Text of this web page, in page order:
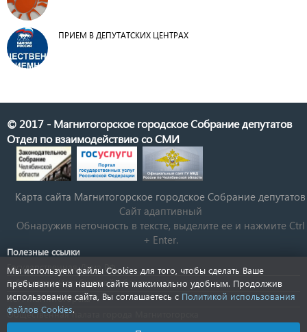
ПРИЕМ В ДЕПУТАТСКИХ ЦЕНТРАХ
© 2017 - Магнитогорское городское Собрание депутатов
Отдел по взаимодействию со СМИ
Карта сайта Магнитогорское городское Cобрание депутатов
Сайт адаптивный
Обнаружив неточность в тексте, выделите ее и нажмите Ctrl
+ Enter.
Полезные ссылки
Государственная Дума РФ
Губернатор Челябинской области
КСП Магнитогорска
Общественная палата города Магнитогорска
Новости Челябинской области
Мы используем файлы Cookies для того, чтобы сделать Ваше
пребывание на нашем сайте максимально удобным. Продолжив
использование сайта, Вы соглашаетесь с Политикой использования
файлов Cookies.